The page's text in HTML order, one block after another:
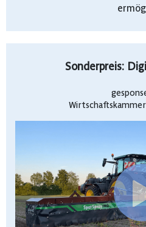
Sonderpreis: